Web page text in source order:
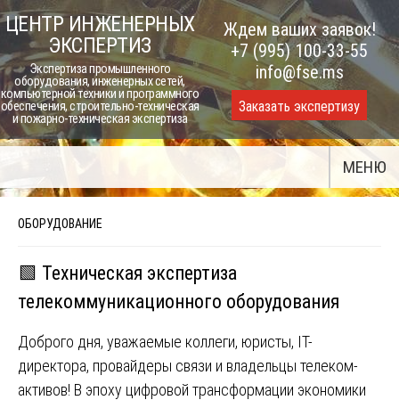
Skip
to
content
ЦЕНТР ИНЖЕНЕРНЫХ
ЭКСПЕРТИЗ
Экспертиза промышленного
оборудования, инженерных сетей,
компьютерной техники и программного
обеспечения, строительно-техническая
и пожарно-техническая экспертиза
Ждем ваших заявок!
+7 (995) 100-33-55
info@fse.ms
Заказать экспертизу
МЕНЮ
ОБОРУДОВАНИЕ
🟩 Техническая экспертиза
телекоммуникационного оборудования
Доброго дня, уважаемые коллеги, юристы, IT-
директора, провайдеры связи и владельцы телеком-
активов! В эпоху цифровой трансформации экономики